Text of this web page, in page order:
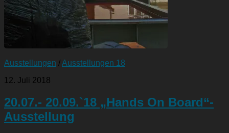
Ausstellungen /Ausstellungen 18
12. Juli 2018
20.07.- 20.09.`18 „Hands On Board“-
Ausstellung